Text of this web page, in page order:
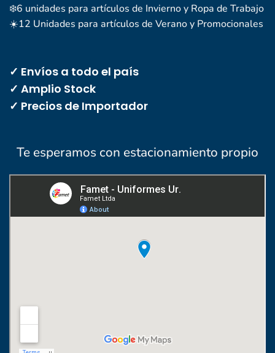
❄️6 unidades para artículos de Invierno y Ropa de Trabajo
☀️12 Unidades para artículos de Verano y Promocionales
✓ Envíos a todo el país
✓ Amplio Stock
✓ Precios de Importador
Te esperamos con estacionamiento propio